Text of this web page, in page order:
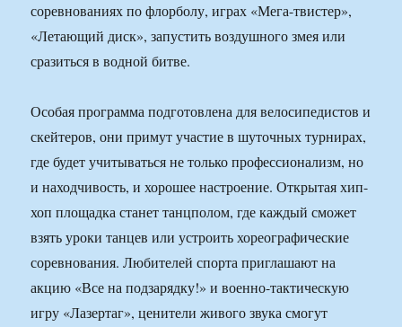
соревнованиях по флорболу, играх «Мега-твистер»,
«Летающий диск», запустить воздушного змея или
сразиться в водной битве.
Особая программа подготовлена для велосипедистов и
скейтеров, они примут участие в шуточных турнирах,
где будет учитываться не только профессионализм, но
и находчивость, и хорошее настроение. Открытая хип-
хоп площадка станет танцполом, где каждый сможет
взять уроки танцев или устроить хореографические
соревнования. Любителей спорта приглашают на
акцию «Все на подзарядку!» и военно-тактическую
игру «Лазертаг», ценители живого звука смогут